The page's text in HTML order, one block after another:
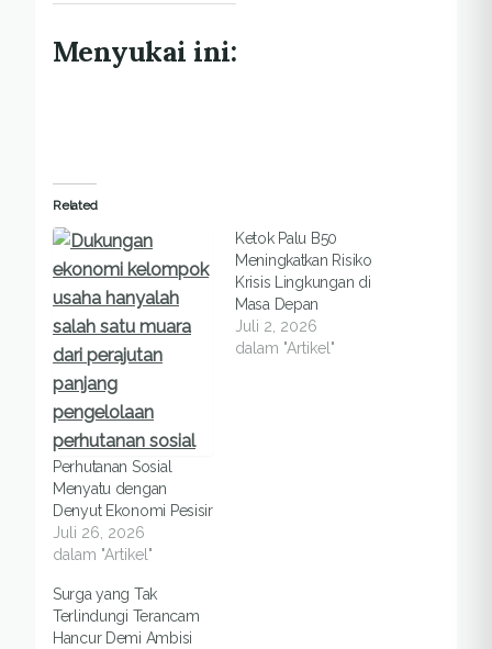
Menyukai ini:
Related
Perhutanan Sosial
Menyatu dengan
Denyut Ekonomi Pesisir
Juli 26, 2026
dalam "Artikel"
Ketok Palu B50
Meningkatkan Risiko
Krisis Lingkungan di
Masa Depan
Juli 2, 2026
dalam "Artikel"
Surga yang Tak
Terlindungi Terancam
Hancur Demi Ambisi